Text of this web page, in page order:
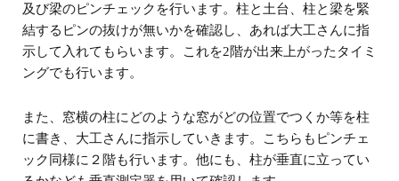
及び梁のピンチェックを行います。柱と土台、柱と梁を緊
結するピンの抜けが無いかを確認し、あれば大工さんに指
示して入れてもらいます。これを2階が出来上がったタイミ
ングでも行います。
また、窓横の柱にどのような窓がどの位置でつくか等を柱
に書き、大工さんに指示していきます。こちらもピンチェ
ック同様に２階も行います。他にも、柱が垂直に立ってい